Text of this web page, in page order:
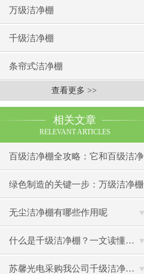
万级洁净棚
千级洁净棚
条帘式洁净棚
查看更多 >>
相关文章
RELEVANT ARTICLES
百级洁净棚全攻略：它和百级洁净
室到底有什么区别？
绿色制造的关键一步：万级洁净棚
助力环保型半导体产业发展
无尘洁净棚有哪些作用呢
什么是千级洁净棚？一文读懂其结构特点与局部净化优势
苏馨光电采购我公司千级洁净棚普通工作台一批（7月07日）已顺利交货